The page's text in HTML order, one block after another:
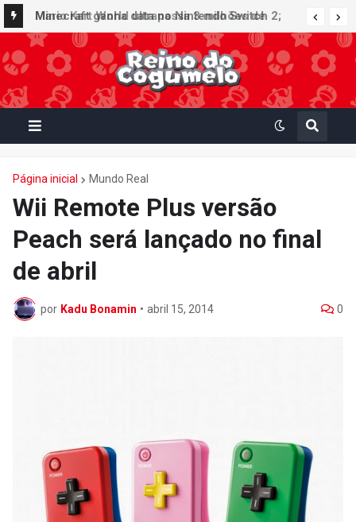
Minecraft ganha data no Nintendo Switch 2;
Super Mario Mash-Up receberá atualização
gráfica exclusiva
Página inicial Mundo Real
Wii Remote Plus versão
Peach será lançado no final
de abril
por Kadu Bonamin • abril 15, 2014 0